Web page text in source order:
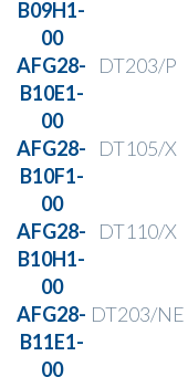
B09H1-
00
AFG28-
B10E1-
00
DT203/P
AFG28-
B10F1-
00
DT105/X
AFG28-
B10H1-
00
DT110/X
AFG28-
B11E1-
00
DT203/NE